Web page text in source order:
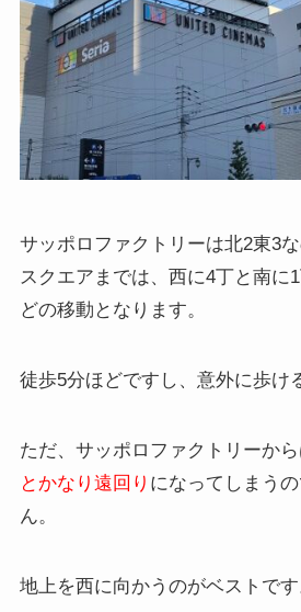
サッポロファクトリーは北2東3
スクエアまでは、西に4丁と南に
どの移動となります。
徒歩5分ほどですし、意外に歩け
ただ、サッポロファクトリーから
とかなり遠回り になってしまう
ん。
地上を西に向かうのがベストです